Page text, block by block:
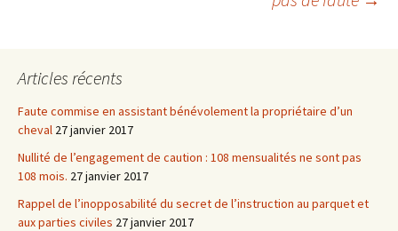
Articles récents
Faute commise en assistant bénévolement la propriétaire d’un
cheval 27 janvier 2017
Nullité de l’engagement de caution : 108 mensualités ne sont pas
108 mois. 27 janvier 2017
Rappel de l’inopposabilité du secret de l’instruction au parquet et
aux parties civiles 27 janvier 2017